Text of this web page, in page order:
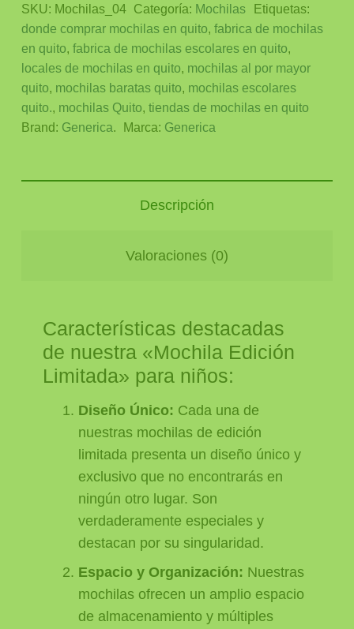
SKU: Mochilas_04 Categoría: Mochilas
Etiquetas:
donde comprar mochilas en quito, fabrica de mochilas
en quito, fabrica de mochilas escolares en quito,
locales de mochilas en quito, mochilas al por mayor
quito, mochilas baratas quito, mochilas escolares
quito., mochilas Quito, tiendas de mochilas en quito
Brand: Generica. Marca: Generica
Descripción
Valoraciones (0)
Características destacadas
de nuestra «Mochila Edición
Limitada» para niños:
Diseño Único: Cada una de
nuestras mochilas de edición
limitada presenta un diseño único y
exclusivo que no encontrarás en
ningún otro lugar. Son
verdaderamente especiales y
destacan por su singularidad.
Espacio y Organización: Nuestras
mochilas ofrecen un amplio espacio
de almacenamiento y múltiples